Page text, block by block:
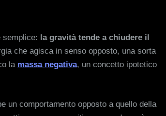
semplice: la gravità tende a chiudere il
che agisca in senso opposto, una sorta
la massa negativa, un concetto ipotetico
un comportamento opposto a quello della